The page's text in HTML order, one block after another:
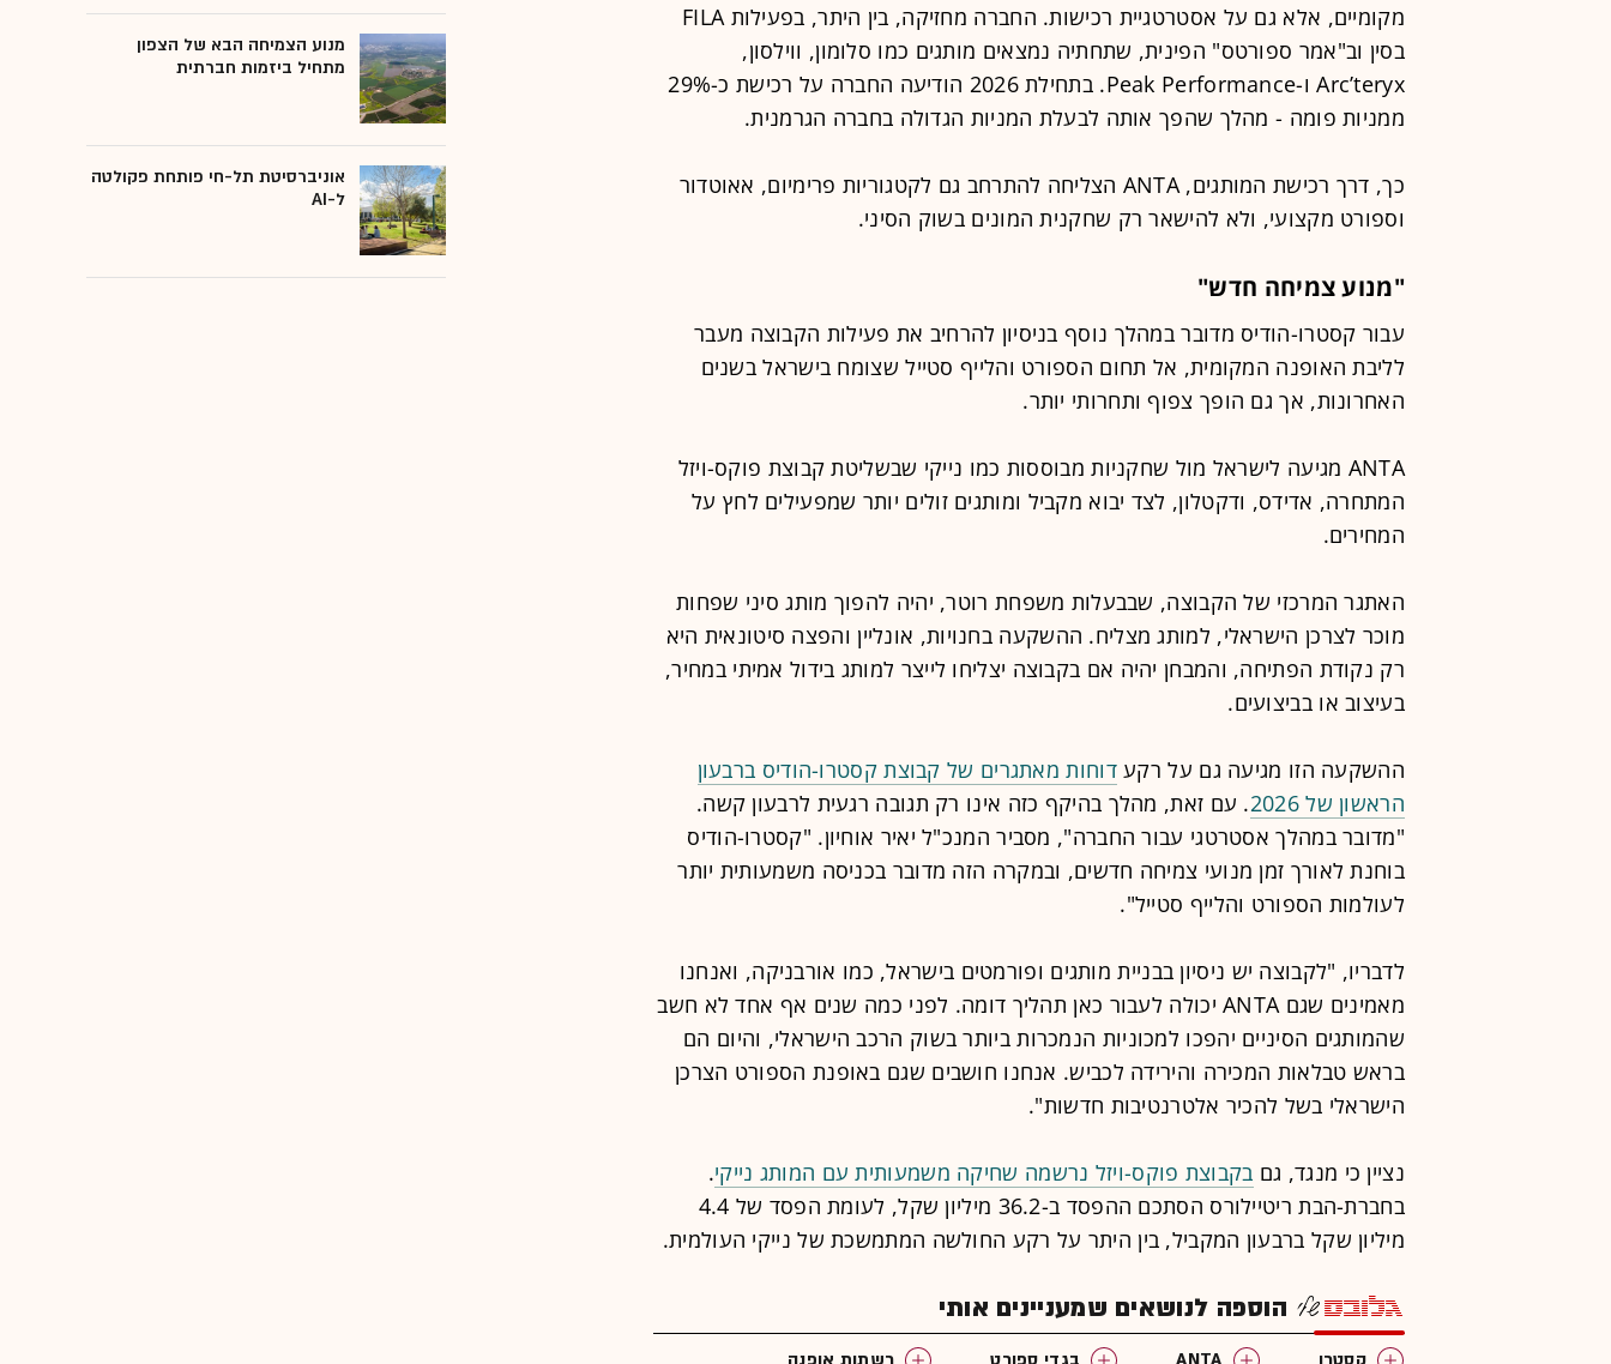
מקומיים, אלא גם על אסטרטגיית רכישות. החברה מחזיקה, בין היתר, בפעילות FILA
בסין וב"אמר ספורטס" הפינית, שתחתיה נמצאים מותגים כמו סלומון, ווילסון,
Arc’teryx ו-Peak Performance. בתחילת 2026 הודיעה החברה על רכישת כ-29%
ממניות פומה - מהלך שהפך אותה לבעלת המניות הגדולה בחברה הגרמנית.
כך, דרך רכישת המותגים, ANTA הצליחה להתרחב גם לקטגוריות פרימיום, אאוטדור
וספורט מקצועי, ולא להישאר רק שחקנית המונים בשוק הסיני.
"מנוע צמיחה חדש"
עבור קסטרו-הודיס מדובר במהלך נוסף בניסיון להרחיב את פעילות הקבוצה מעבר
לליבת האופנה המקומית, אל תחום הספורט והלייף סטייל שצומח בישראל בשנים
האחרונות, אך גם הופך צפוף ותחרותי יותר.
ANTA מגיעה לישראל מול שחקניות מבוססות כמו נייקי שבשליטת קבוצת פוקס-ויזל
המתחרה, אדידס, ודקטלון, לצד יבוא מקביל ומותגים זולים יותר שמפעילים לחץ על
המחירים.
האתגר המרכזי של הקבוצה, שבבעלות משפחת רוטר, יהיה להפוך מותג סיני שפחות
מוכר לצרכן הישראלי, למותג מצליח. ההשקעה בחנויות, אונליין והפצה סיטונאית היא
רק נקודת הפתיחה, והמבחן יהיה אם בקבוצה יצליחו לייצר למותג בידול אמיתי במחיר,
בעיצוב או בביצועים.
ההשקעה הזו מגיעה גם על רקעדוחות מאתגרים של קבוצת קסטרו-הודיס ברבעון
הראשון של 2026
. עם זאת, מהלך בהיקף כזה אינו רק תגובה רגעית לרבעון קשה.
"מדובר במהלך אסטרטגי עבור החברה", מסביר המנכ"ל יאיר אוחיון. "קסטרו-הודיס
בוחנת לאורך זמן מנועי צמיחה חדשים, ובמקרה הזה מדובר בכניסה משמעותית יותר
לעולמות הספורט והלייף סטייל".
לדבריו, "לקבוצה יש ניסיון בבניית מותגים ופורמטים בישראל, כמו אורבניקה, ואנחנו
מאמינים שגם ANTA יכולה לעבור כאן תהליך דומה. לפני כמה שנים אף אחד לא חשב
שהמותגים הסיניים יהפכו למכוניות הנמכרות ביותר בשוק הרכב הישראלי, והיום הם
בראש טבלאות המכירה והירידה לכביש. אנחנו חושבים שגם באופנת הספורט הצרכן
הישראלי בשל להכיר אלטרנטיבות חדשות".
נציין כי מנגד, גם בקבוצת פוקס-ויזל נרשמה שחיקה משמעותית עם המותג נייקי.
בחברת-הבת ריטיילורס הסתכם ההפסד ב-36.2 מיליון שקל, לעומת הפסד של 4.4
מיליון שקל ברבעון המקביל, בין היתר על רקע החולשה המתמשכת של נייקי העולמית.
הוספה לנושאים שמעניינים אותי
קסטרו ANTA בגדי ספורט רשתות אופנה
מנוע הצמיחה הבא של הצפון
מתחיל ביזמות חברתית
אוניברסיטת תל-חי פותחת פקולטה
ל-AI